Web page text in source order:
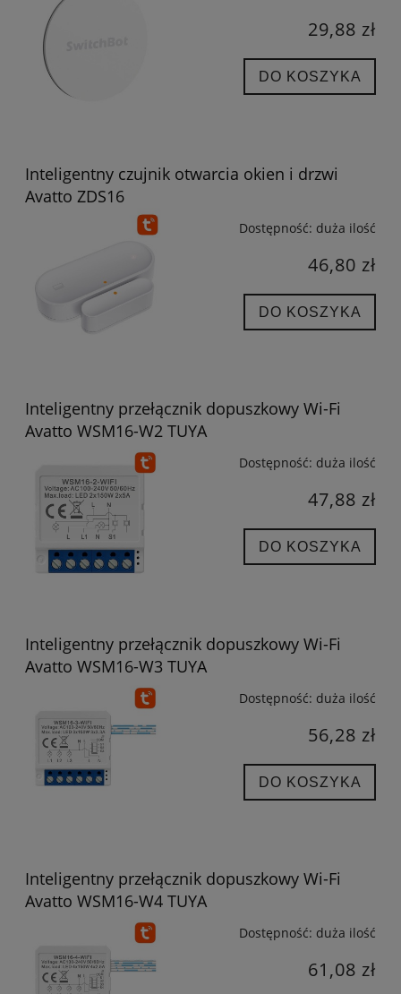
29,88 zł
DO KOSZYKA
Inteligentny czujnik otwarcia okien i drzwi
Avatto ZDS16
Dostępność: duża ilość
46,80 zł
DO KOSZYKA
Inteligentny przełącznik dopuszkowy Wi-Fi
Avatto WSM16-W2 TUYA
Dostępność: duża ilość
47,88 zł
DO KOSZYKA
Inteligentny przełącznik dopuszkowy Wi-Fi
Avatto WSM16-W3 TUYA
Dostępność: duża ilość
56,28 zł
DO KOSZYKA
Inteligentny przełącznik dopuszkowy Wi-Fi
Avatto WSM16-W4 TUYA
Dostępność: duża ilość
61,08 zł